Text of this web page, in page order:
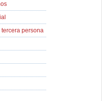
tercera persona